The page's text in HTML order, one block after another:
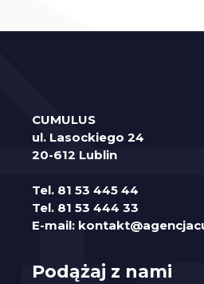
CUMULUS
ul. Lasockiego 24
20-612 Lublin
Tel. 81 53 445 44
Tel. 81 53 444 33
E-mail:
Podążaj z nami